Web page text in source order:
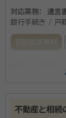
対応業務：
遺言
銀行手続き / 戸
初回面談無料
卒業 ■1975
部資材課、営
不動産と相続